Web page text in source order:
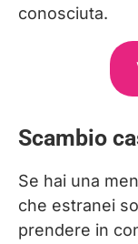
conosciuta.
Scambio
Se hai una
che estranei
prendere in